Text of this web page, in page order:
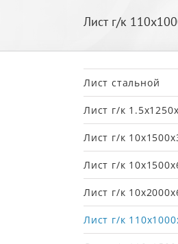
Лист г/к
Лист стальной
Лист г/к
Лист г/к
Лист г/к
Лист г/к
Лист г/к